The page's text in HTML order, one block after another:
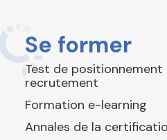
Se former
Test de positionnement
recrutement
Formation e-learning
Annales de la